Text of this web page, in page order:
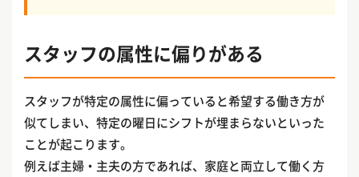
スタッフの属性に偏りがある
スタッフが特定の属性に偏っていると希望する働き方が
似てしまい、特定の曜日にシフトが埋まらないといった
ことが起こります。
例えば主婦・主夫の方であれば、家庭と両立して働く方